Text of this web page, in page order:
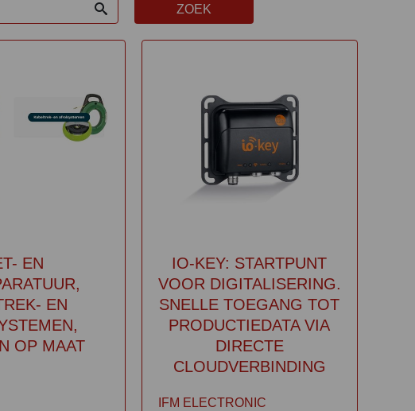
ZOEK
EN
EN
OP MAAT
IO-KEY: STARTPUNT
VOOR DIGITALISERING.
SNELLE TOEGANG TOT
PRODUCTIEDATA VIA
DIRECTE
CLOUDVERBINDING
IFM ELECTRONIC